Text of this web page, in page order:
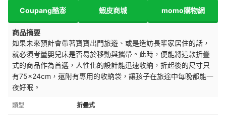
Coupang酷澎 蝦皮商城 momo購物網
商品摘要
如果未來預計會帶著寶寶出門旅遊、或是造訪長輩家居住的話，
就必須考量嬰兒床是否易於移動與攜帶。此時，便能將這款折疊
式的商品作為首選，人性化的設計能迅速收納，折起後的尺寸只
有75×24cm，還附有專用的收納袋，讓孩子在旅途中每晚都能一
夜好眠。
類型 折疊式